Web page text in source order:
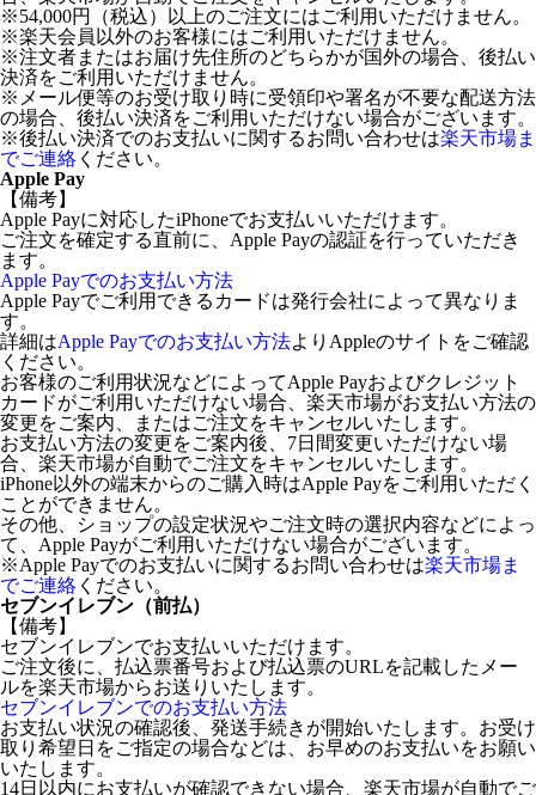
※54,000円（税込）以上のご注文にはご利用いただけません。
※楽天会員以外のお客様にはご利用いただけません。
※注文者またはお届け先住所のどちらかが国外の場合、後払い
決済をご利用いただけません。
※メール便等のお受け取り時に受領印や署名が不要な配送方法
の場合、後払い決済をご利用いただけない場合がございます。
※後払い決済でのお支払いに関するお問い合わせは楽天市場ま
でご連絡 ください。
Apple Pay
【備考】
Apple Payに対応したiPhoneでお支払いいただけます。
ご注文を確定する直前に、Apple Payの認証を行っていただき
ます。
Apple Payでのお支払い方法
Apple Payでご利用できるカードは発行会社によって異なりま
す。
詳細はApple Payでのお支払い方法よりAppleのサイトをご確認
ください。
お客様のご利用状況などによってApple Payおよびクレジット
カードがご利用いただけない場合、楽天市場がお支払い方法の
変更をご案内、またはご注文をキャンセルいたします。
お支払い方法の変更をご案内後、7日間変更いただけない場
合、楽天市場が自動でご注文をキャンセルいたします。
iPhone以外の端末からのご購入時はApple Payをご利用いただく
ことができません。
その他、ショップの設定状況やご注文時の選択内容などによっ
て、Apple Payがご利用いただけない場合がございます。
※Apple Payでのお支払いに関するお問い合わせは楽天市場ま
でご連絡 ください。
セブンイレブン（前払）
【備考】
セブンイレブンでお支払いいただけます。
ご注文後に、払込票番号および払込票のURLを記載したメー
ルを楽天市場からお送りいたします。
セブンイレブンでのお支払い方法
お支払い状況の確認後、発送手続きが開始いたします。お受け
取り希望日をご指定の場合などは、お早めのお支払いをお願い
いたします。
14日以内にお支払いが確認できない場合、楽天市場が自動でご